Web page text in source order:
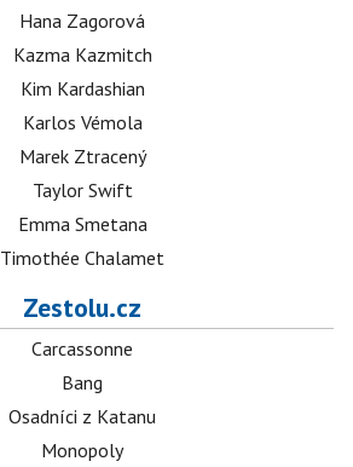
Hana Zagorová
Kazma Kazmitch
Kim Kardashian
Karlos Vémola
Marek Ztracený
Taylor Swift
Emma Smetana
Timothée Chalamet
Zestolu.cz
Carcassonne
Bang
Osadníci z Katanu
Monopoly